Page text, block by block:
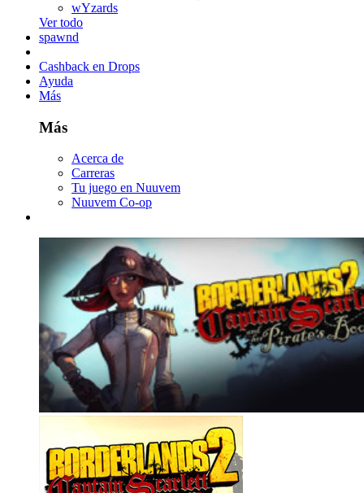
wYzards
Ver todo
spawnd
Cashback en Drops
Ayuda
Más
Más
Acerca de
Carreras
Tu juego en Nuuvem
Nuuvem Co-op